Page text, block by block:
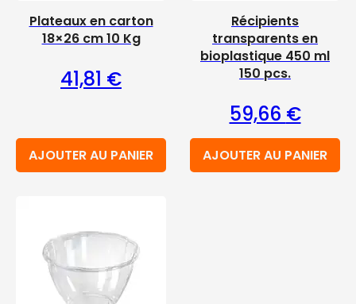
Plateaux en carton
18×26 cm 10 Kg
41,81 €
AJOUTER AU PANIER
Récipients
transparents en
bioplastique 450 ml
150 pcs.
59,66 €
AJOUTER AU PANIER